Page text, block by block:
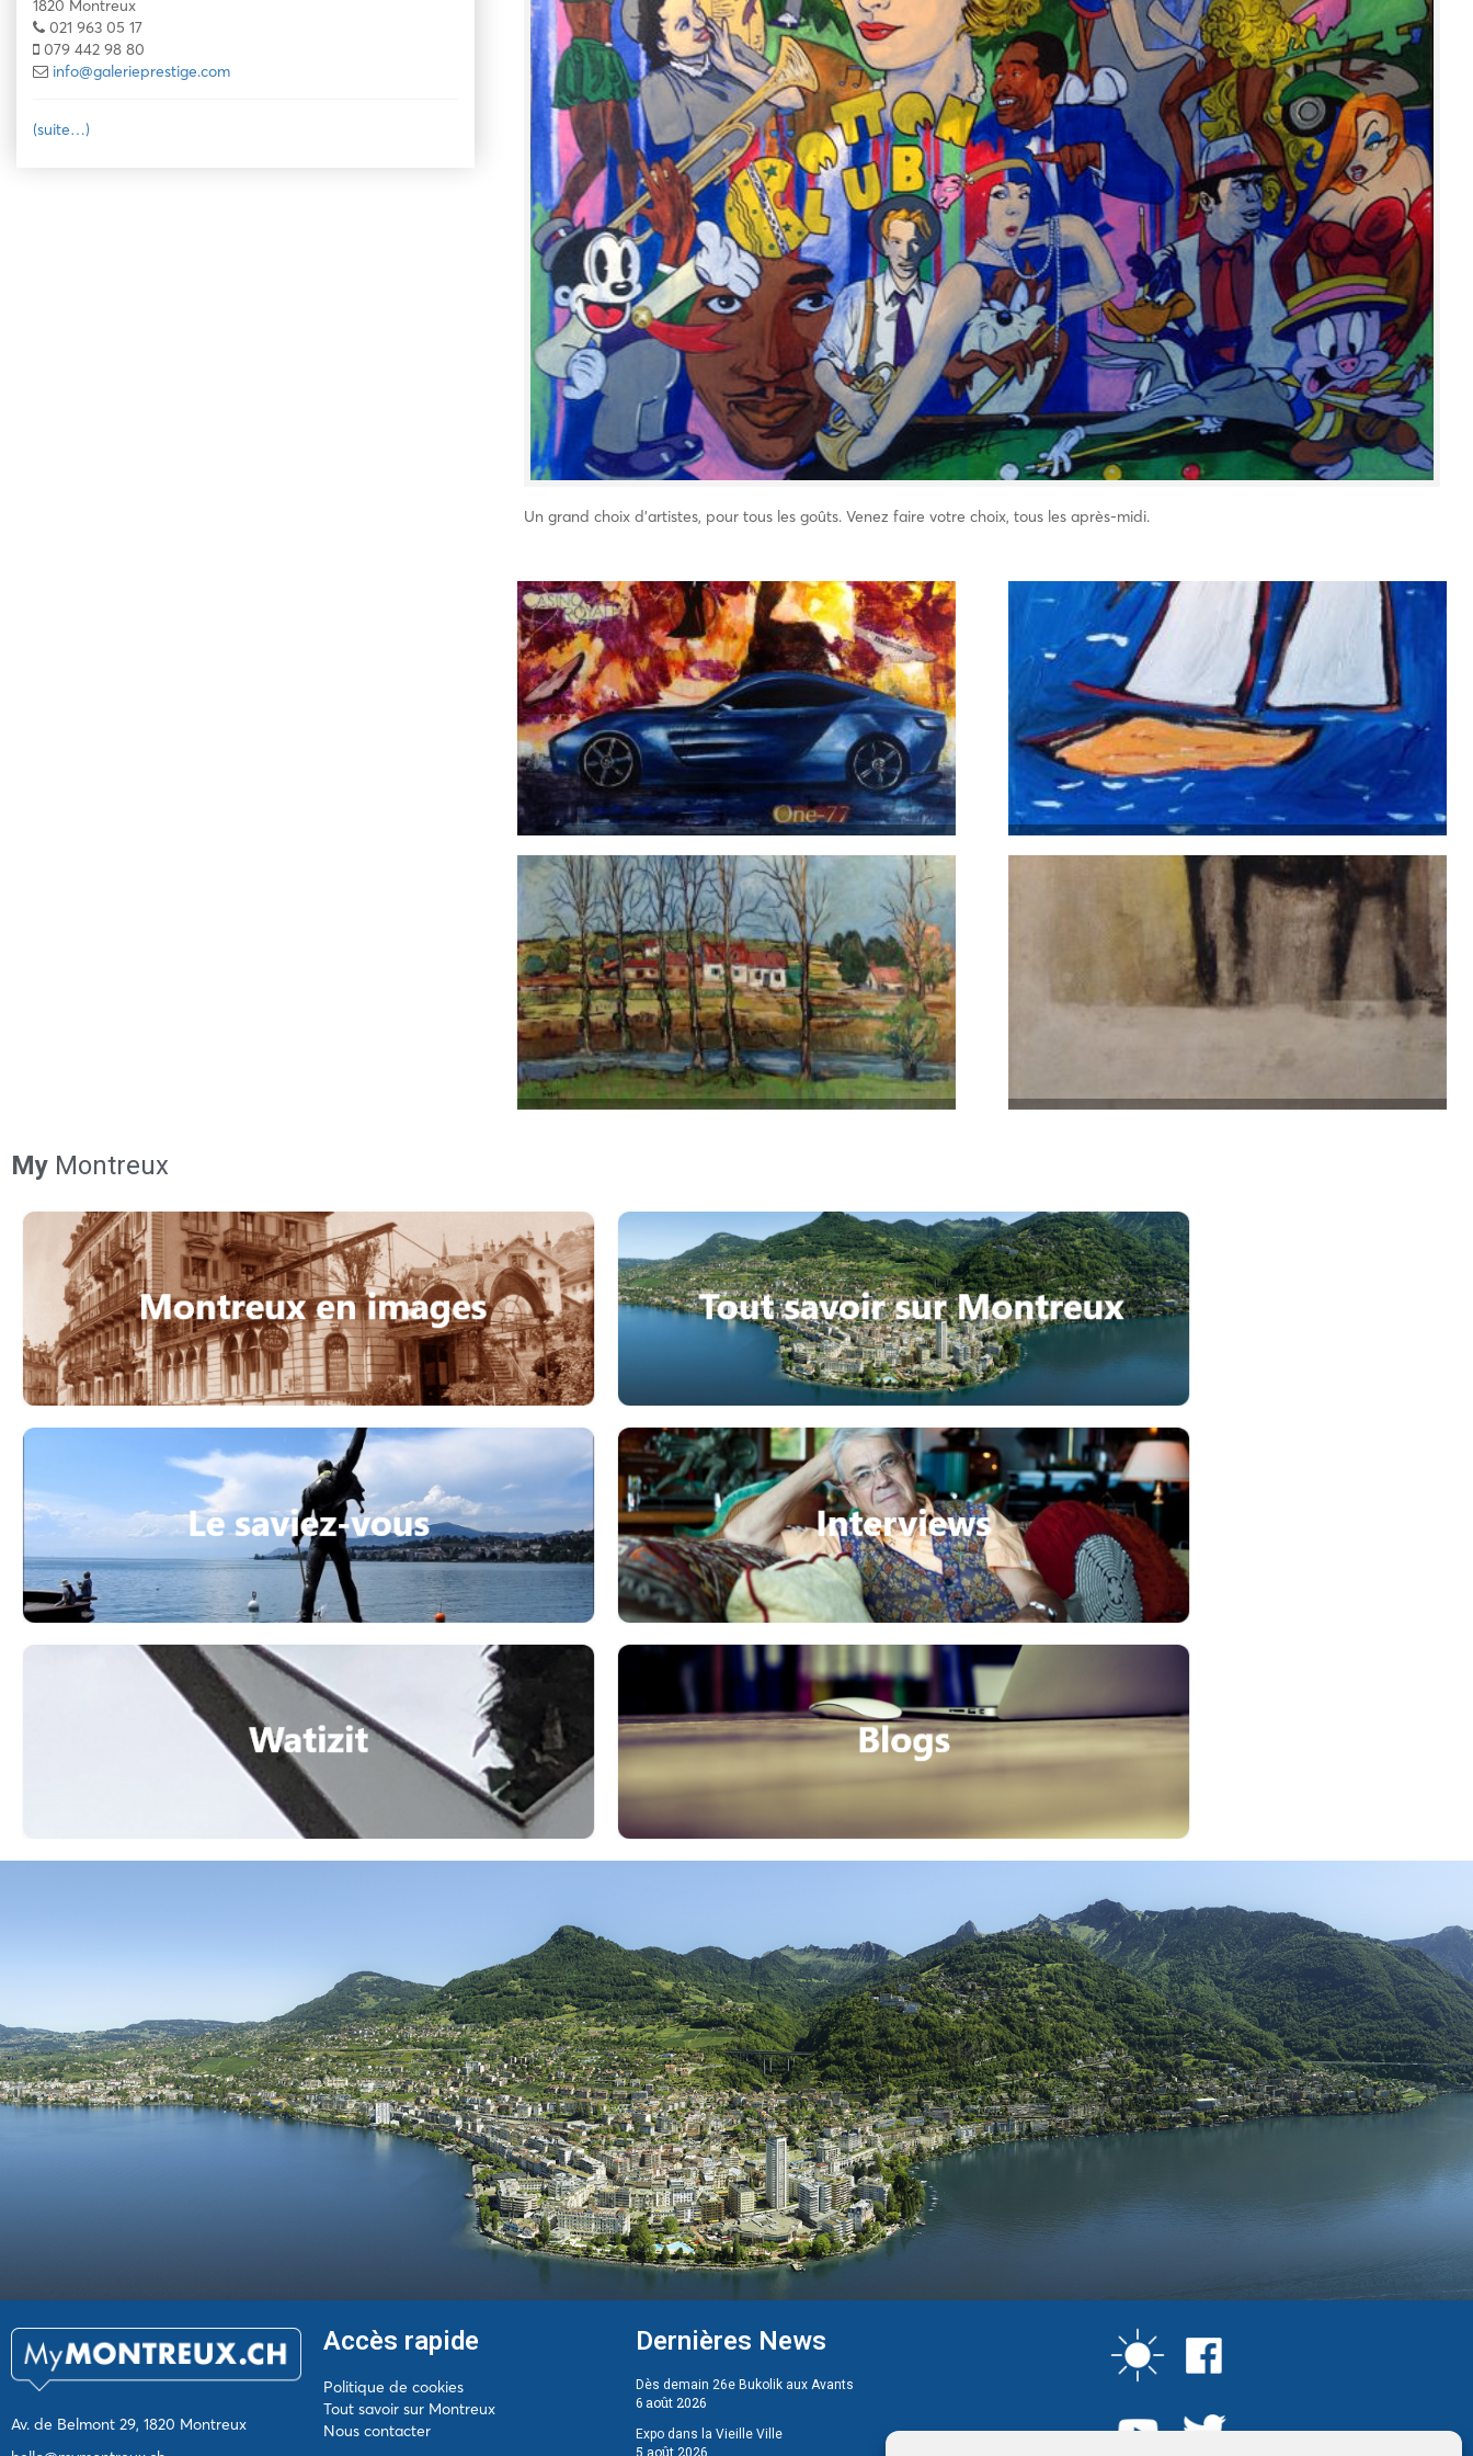
1820 Montreux
021 963 05 17
079 442 98 80
info@galerieprestige.com
(suite…)
Un grand choix d’artistes, pour tous les goûts. Venez faire votre choix, tous les après-midi.
My Montreux
Av. de Belmont 29, 1820 Montreux
Accès rapide
Politique de cookies
Tout savoir sur Montreux
Nous contacter
Dernières News
Dès demain 26e Bukolik aux Avants
6 août 2026
Expo dans la Vieille Ville
5 août 2026